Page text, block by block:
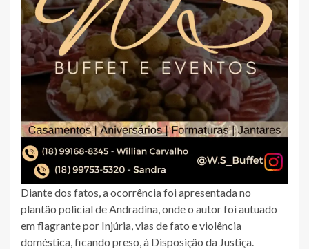
Diante dos fatos, a ocorrência foi apresentada no
plantão policial de Andradina, onde o autor foi autuado
em flagrante por Injúria, vias de fato e violência
doméstica, ficando preso, à Disposição da Justiça.